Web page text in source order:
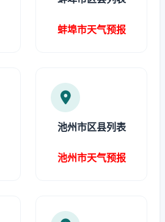
蚌埠市天气预报
池州市区县列表
池州市天气预报